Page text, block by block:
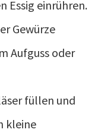
Essig einrühren.
Gewürze
Aufguss oder
füllen und
kleine